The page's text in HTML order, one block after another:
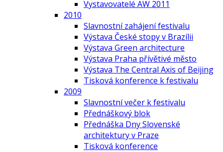
Vystavovatelé AW 2011
2010
Slavnostní zahájení festivalu
Výstava České stopy v Brazílii
Výstava Green architecture
Výstava Praha přívětivé město
Výstava The Central Axis of Beijing
Tisková konference k festivalu
2009
Slavnostní večer k festivalu
Přednáškový blok
Přednáška Dny Slovenské
architektury v Praze
Tisková konference